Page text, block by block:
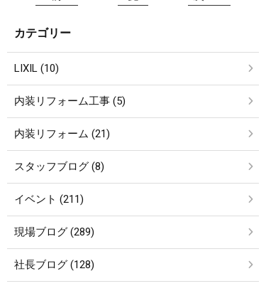
カテゴリー
LIXIL (10)
内装リフォーム工事 (5)
内装リフォーム (21)
スタッフブログ (8)
イベント (211)
現場ブログ (289)
社長ブログ (128)